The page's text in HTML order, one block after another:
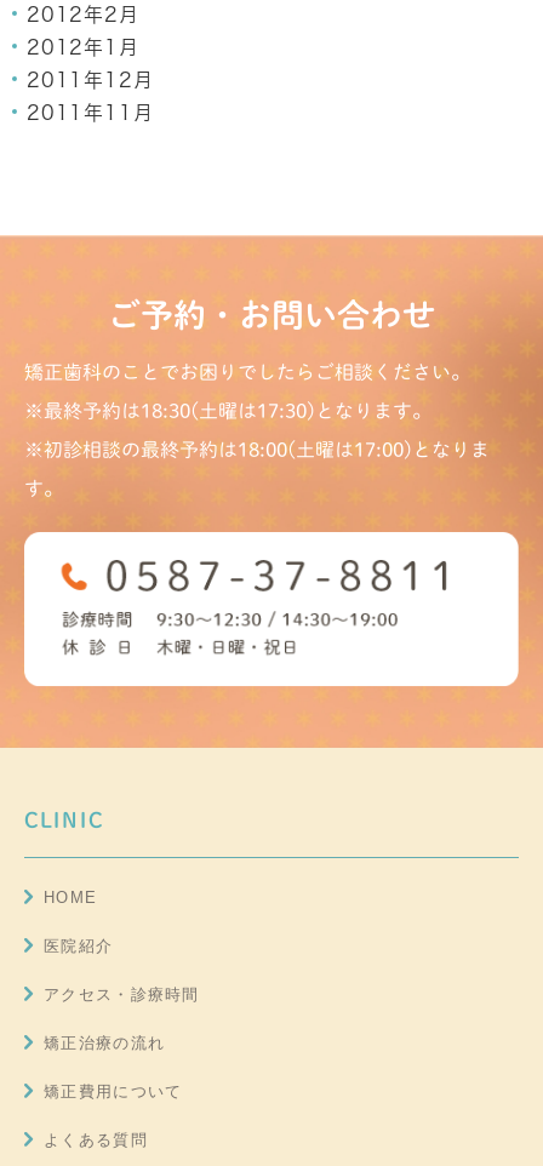
2012年2月
2012年1月
2011年12月
2011年11月
ご予約・お問い合わせ
矯正歯科のことでお困りでしたらご相談ください。
※最終予約は18:30(土曜は17:30)となります。
※初診相談の最終予約は18:00(土曜は17:00)となりま
す。
CLINIC
HOME
医院紹介
アクセス・診療時間
矯正治療の流れ
矯正費用について
よくある質問